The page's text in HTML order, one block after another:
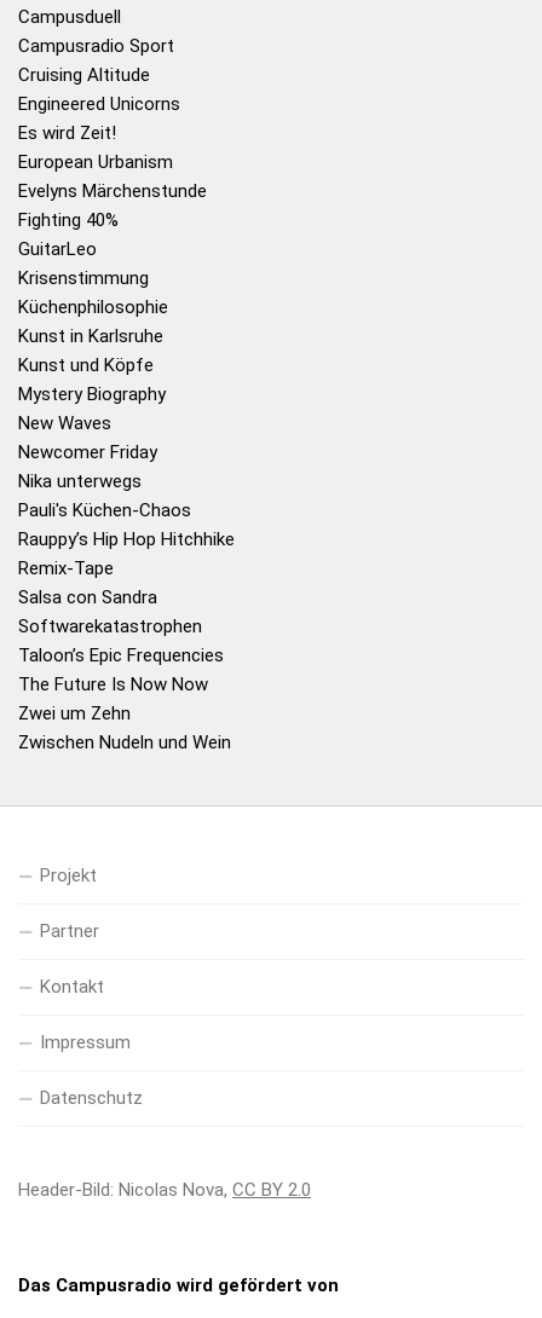
Campusduell
Campusradio Sport
Cruising Altitude
Engineered Unicorns
Es wird Zeit!
European Urbanism
Evelyns Märchenstunde
Fighting 40%
GuitarLeo
Krisenstimmung
Küchenphilosophie
Kunst in Karlsruhe
Kunst und Köpfe
Mystery Biography
New Waves
Newcomer Friday
Nika unterwegs
Pauli's Küchen-Chaos
Rauppy’s Hip Hop Hitchhike
Remix-Tape
Salsa con Sandra
Softwarekatastrophen
Taloon’s Epic Frequencies
The Future Is Now Now
Zwei um Zehn
Zwischen Nudeln und Wein
Projekt
Partner
Kontakt
Impressum
Datenschutz
Header-Bild: Nicolas Nova, CC BY 2.0
Das Campusradio wird gefördert von